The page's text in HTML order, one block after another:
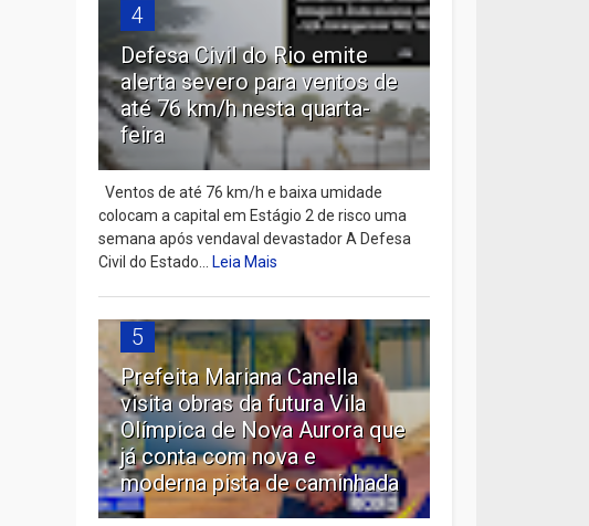
4
Defesa Civil do Rio emite
alerta severo para ventos de
até 76 km/h nesta quarta-
feira
Ventos de até 76 km/h e baixa umidade
colocam a capital em Estágio 2 de risco uma
semana após vendaval devastador A Defesa
Civil do Estado...Leia Mais
5
Prefeita Mariana Canella
visita obras da futura Vila
Olímpica de Nova Aurora que
já conta com nova e
moderna pista de caminhada